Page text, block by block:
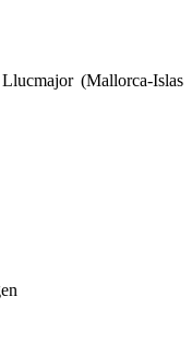
(Mallorca-Islas